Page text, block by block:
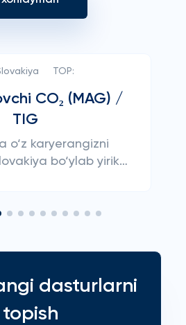
TOP:
CO₂ (MAG) /
TIG
o‘z karyerangizni
bo‘ylab yirik
dasturlarni
topish